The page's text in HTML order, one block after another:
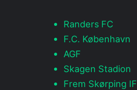
Randers FC
F.C. København
AGF
Skagen Stadion
Frem Skørping IF